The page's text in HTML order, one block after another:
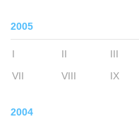
2005
I II III
VII
VIII IX
2004